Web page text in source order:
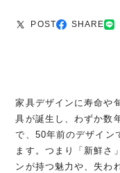
POST SHARE
家具デザインに寿命や
具が誕生し、わずか数
で、50年前のデザイン
ます。つまり「新鮮さ
ンが持つ魅力や、失わ